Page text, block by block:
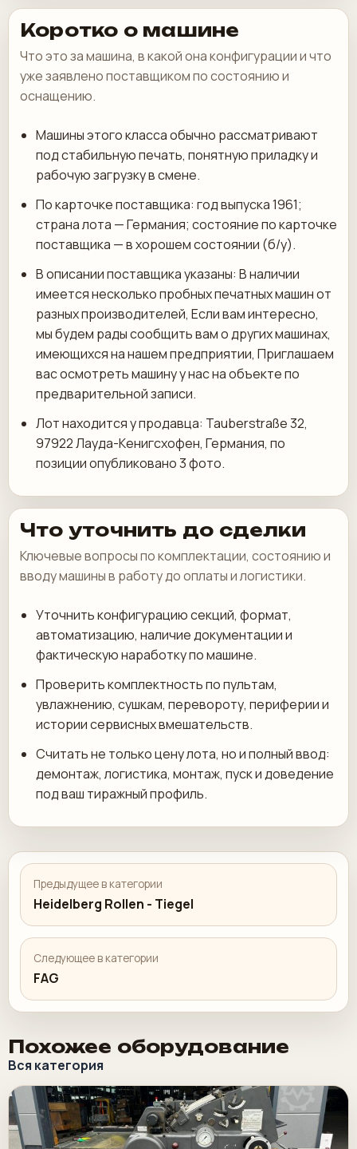
Коротко о машине
Что это за машина, в какой она конфигурации и что
уже заявлено поставщиком по состоянию и
оснащению.
Машины этого класса обычно рассматривают
под стабильную печать, понятную приладку и
рабочую загрузку в смене.
По карточке поставщика: год выпуска 1961;
страна лота — Германия; состояние по карточке
поставщика — в хорошем состоянии (б/у).
В описании поставщика указаны: В наличии
имеется несколько пробных печатных машин от
разных производителей, Если вам интересно,
мы будем рады сообщить вам о других машинах,
имеющихся на нашем предприятии, Приглашаем
вас осмотреть машину у нас на объекте по
предварительной записи.
Лот находится у продавца: Tauberstraße 32,
97922 Лауда-Кенигсхофен, Германия, по
позиции опубликовано 3 фото.
Что уточнить до сделки
Ключевые вопросы по комплектации, состоянию и
вводу машины в работу до оплаты и логистики.
Уточнить конфигурацию секций, формат,
автоматизацию, наличие документации и
фактическую наработку по машине.
Проверить комплектность по пультам,
увлажнению, сушкам, перевороту, периферии и
истории сервисных вмешательств.
Считать не только цену лота, но и полный ввод:
демонтаж, логистика, монтаж, пуск и доведение
под ваш тиражный профиль.
Предыдущее в категории
Heidelberg Rollen - Tiegel
Следующее в категории
FAG
Похожее оборудование
Вся категория